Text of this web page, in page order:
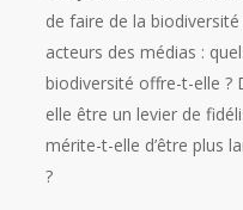
de faire de la
acteurs des médias :
biodiversité offre-t-elle ?
elle être un levier de
mérite-t-elle d’être plus
?